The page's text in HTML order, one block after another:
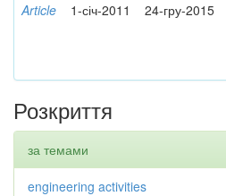
Article 1-січ-2011 24-гру-2015
Розкриття
за темами
engineering activities